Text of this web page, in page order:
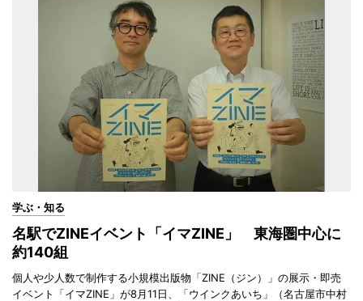
学ぶ・知る
名駅でZINEイベント「イマZINE」 東海圏中心に
約140組
個人や少人数で制作する小規模出版物「ZINE（ジン）」の展示・即売
イベント「イマZINE」が8月11日、「ウインクあいち」（名古屋市中村